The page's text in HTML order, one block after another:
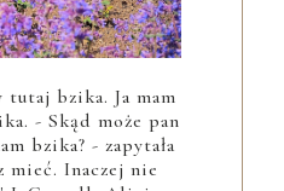
tutaj bzika. Ja mam
- Skąd może pan
bzika? - zapytała
Inaczej nie